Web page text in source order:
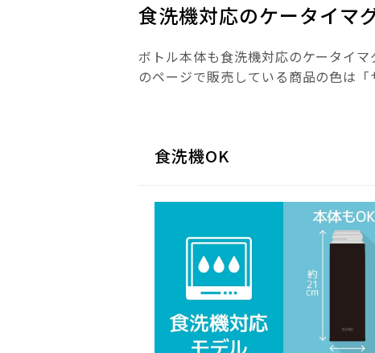
食洗機対応のケータイマ
ボトル本体も食洗機対応のケータイ
のページで販売している商品の色は
食洗機OK